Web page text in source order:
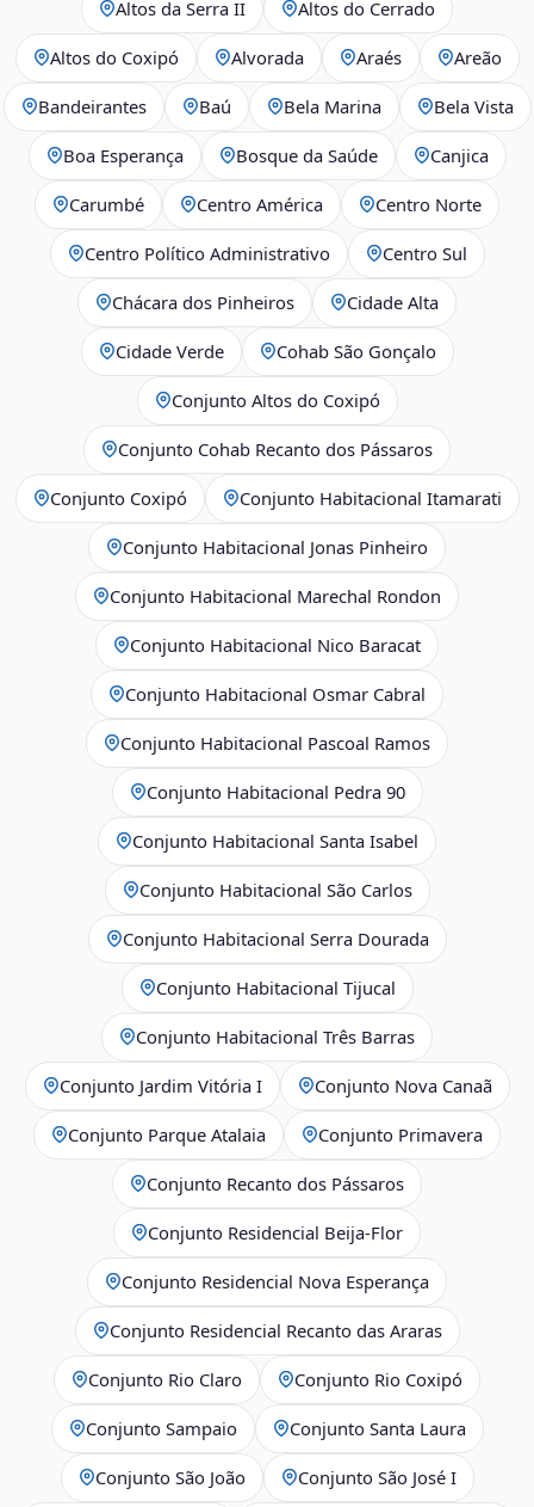
Altos da Serra II Altos do Cerrado
Altos do Coxipó Alvorada Araés Areão
Bandeirantes Baú Bela Marina Bela Vista
Boa Esperança Bosque da Saúde Canjica
Carumbé Centro América Centro Norte
Centro Político Administrativo Centro Sul
Chácara dos Pinheiros Cidade Alta
Cidade Verde Cohab São Gonçalo
Conjunto Altos do Coxipó
Conjunto Cohab Recanto dos Pássaros
Conjunto Coxipó Conjunto Habitacional Itamarati
Conjunto Habitacional Jonas Pinheiro
Conjunto Habitacional Marechal Rondon
Conjunto Habitacional Nico Baracat
Conjunto Habitacional Osmar Cabral
Conjunto Habitacional Pascoal Ramos
Conjunto Habitacional Pedra 90
Conjunto Habitacional Santa Isabel
Conjunto Habitacional São Carlos
Conjunto Habitacional Serra Dourada
Conjunto Habitacional Tijucal
Conjunto Habitacional Três Barras
Conjunto Jardim Vitória I Conjunto Nova Canaã
Conjunto Parque Atalaia Conjunto Primavera
Conjunto Recanto dos Pássaros
Conjunto Residencial Beija-Flor
Conjunto Residencial Nova Esperança
Conjunto Residencial Recanto das Araras
Conjunto Rio Claro Conjunto Rio Coxipó
Conjunto Sampaio Conjunto Santa Laura
Conjunto São João Conjunto São José I